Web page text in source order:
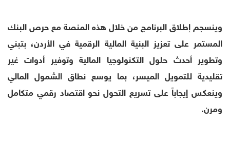
وينسجم إطلاق البرنامج من خلال هذه المنصة مع حرص البنك
المستمر على تعزيز البنية المالية الرقمية في الأردن، بتبني
وتطوير أحدث حلول التكنولوجيا المالية وتوفير أدوات غير
تقليدية للتمويل الميسر، بما يوسع نطاق الشمول المالي
وينعكس إيجاباً على تسريع التحول نحو اقتصاد رقمي متكامل
ومرن.